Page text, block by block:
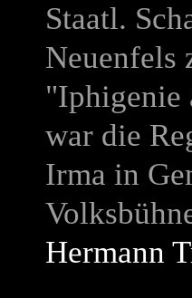
Staatl.
Neuenfels
"Iphigenie
war die
Irma in
Hermann